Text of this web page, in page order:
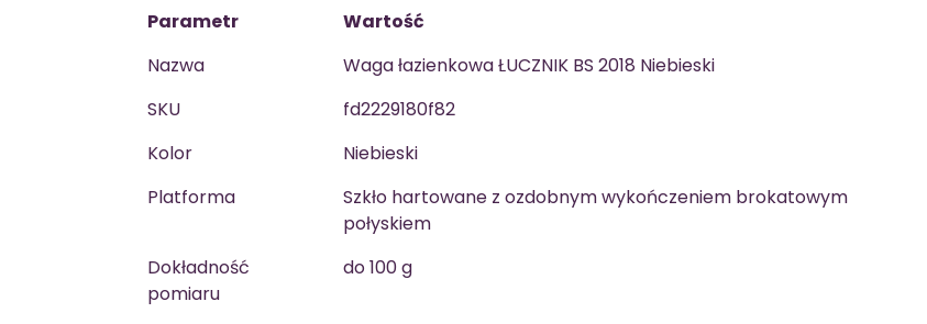
Parametr
Wartość
Nazwa
Waga łazienkowa ŁUCZNIK BS 2018 Niebieski
SKU
fd2229180f82
Kolor
Niebieski
Platforma
Szkło hartowane z ozdobnym wykończeniem brokatowym
połyskiem
Dokładność
pomiaru
do 100 g